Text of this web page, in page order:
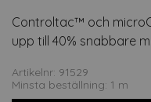
Controltac™ och
upp till 40% snabbare
Artikelnr: 91529
Minsta beställning: 1 m